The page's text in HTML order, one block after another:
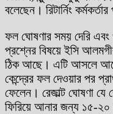
বলেছেন। রিটার্নিং
ফল ঘোষণার সময় দেরি এবং
প্রশ্নের বিষয়ে ইসি
ঠিক আছে। এটি আসলে
কেন্দ্রের ফল দেওয়ার পর
ফেলেন। রেজাল্ট ঘোষণা
ফিরিয়ে আনার জন্য ১৫-২০